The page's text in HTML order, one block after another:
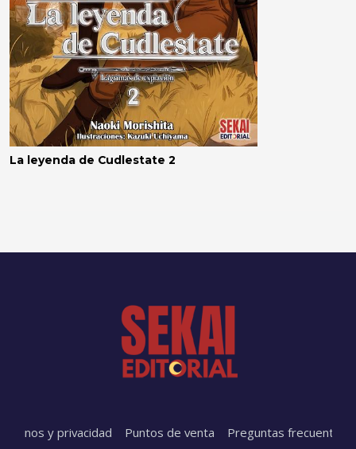
La leyenda de Cudlestate 2
y privacidad Puntos de venta Preguntas frecuentes